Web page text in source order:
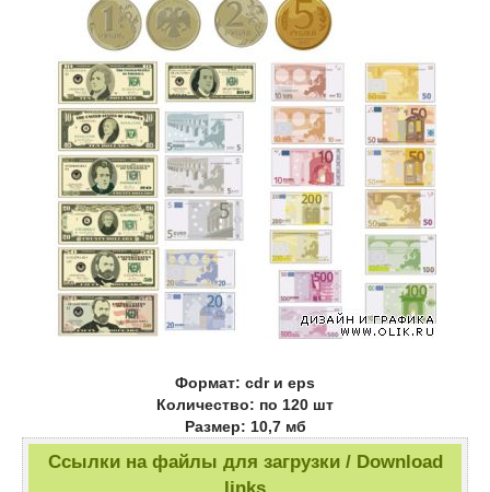
Формат: cdr и eps
Количество: по 120 шт
Размер: 10,7 мб
Ссылки на файлы для загрузки / Download